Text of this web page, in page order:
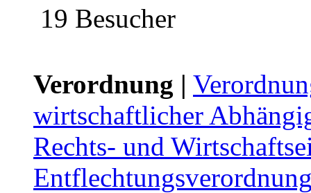
19 Besucher
Verordnung |
wirtschaftlicher
Rechts- und